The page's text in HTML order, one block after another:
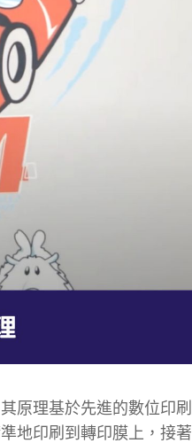
原理基於先進的數位印刷
地印刷到轉印膜上，接著